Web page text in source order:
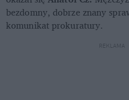
bezdomny, dobrze znany
komunikat prokuratury.
REKLAMA